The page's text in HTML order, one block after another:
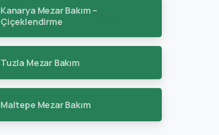
Kanarya Mezar Bakım –
Çiçeklendirme
Tuzla Mezar Bakım
Maltepe Mezar Bakım